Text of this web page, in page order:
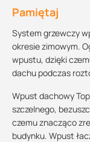
Pamiętaj
System grzewczy
okresie zimowym.
wpustu, dzięki
dachu podczas
Wpust dachowy
szczelnego,
czemu znacząco
budynku. Wpust